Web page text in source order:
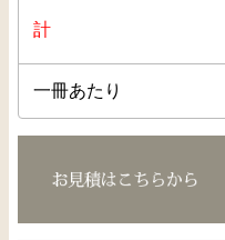
計
一冊あたり